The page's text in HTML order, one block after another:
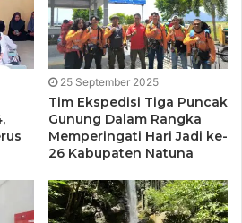
akan dilakukan penyerahan paket
olah raga oleh kedua menteri
Pamputerserta melakukan
Pamputer.
kunjungan ke Puskesmas
kegiatan vaksinasi Covid-19
25 September 2025
Tim Ekspedisi Tiga Puncak
Gunung Dalam Rangka
Memperingati Hari Jadi ke-
26 Kabupaten Natuna